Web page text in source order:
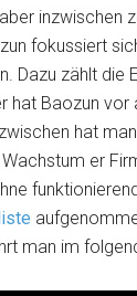
inzwischen
fokussiert
Dazu zählt
hat Baozun
hat
er
man im